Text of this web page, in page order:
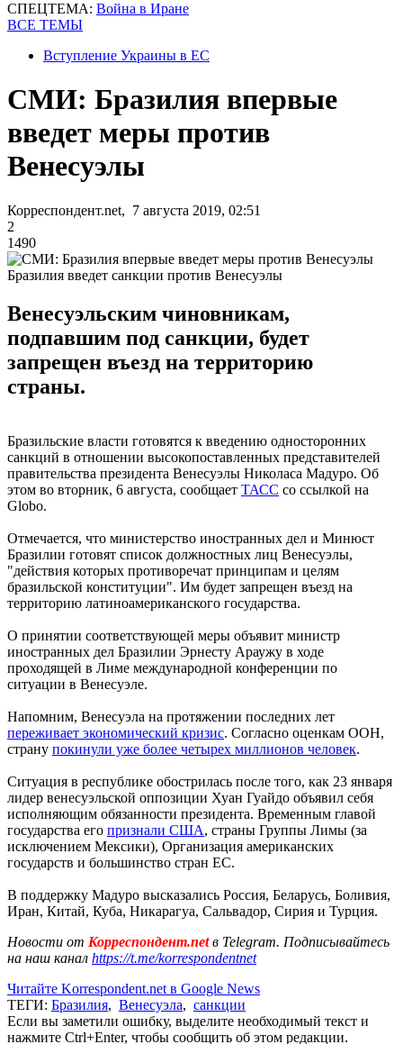
СПЕЦТЕМА: Война в Иране
ВСЕ ТЕМЫ
Вступление Украины в ЕС
СМИ: Бразилия впервые
введет меры против
Венесуэлы
Корреспондент.net, 7 августа 2019, 02:51
2
1490
Бразилия введет санкции против Венесуэлы
Венесуэльским чиновникам,
подпавшим под санкции, будет
запрещен въезд на территорию
страны.
Бразильские власти готовятся к введению односторонних
санкций в отношении высокопоставленных представителей
правительства президента Венесуэлы Николаса Мадуро. Об
этом во вторник, 6 августа, сообщает ТАСС со ссылкой на
Globo.
Отмечается, что министерство иностранных дел и Минюст
Бразилии готовят список должностных лиц Венесуэлы,
"действия которых противоречат принципам и целям
бразильской конституции". Им будет запрещен въезд на
территорию латиноамериканского государства.
О принятии соответствующей меры объявит министр
иностранных дел Бразилии Эрнесту Араужу в ходе
проходящей в Лиме международной конференции по
ситуации в Венесуэле.
Напомним, Венесуэла на протяжении последних лет
переживает экономический кризис. Согласно оценкам ООН,
страну покинули уже более четырех миллионов человек.
Ситуация в республике обострилась после того, как 23 января
лидер венесуэльской оппозиции Хуан Гуайдо объявил себя
исполняющим обязанности президента. Временным главой
государства его признали США, страны Группы Лимы (за
исключением Мексики), Организация американских
государств и большинство стран ЕС.
В поддержку Мадуро высказались Россия, Беларусь, Боливия,
Иран, Китай, Куба, Никарагуа, Сальвадор, Сирия и Турция.
Новости от Корреспондент.netв Telegram. Подписывайтесь
на наш канал https://t.me/korrespondentnet
Читайте Korrespondent.net в Google News
ТЕГИ: Бразилия, Венесуэла, санкции
Если вы заметили ошибку, выделите необходимый текст и
нажмите Ctrl+Enter, чтобы сообщить об этом редакции.